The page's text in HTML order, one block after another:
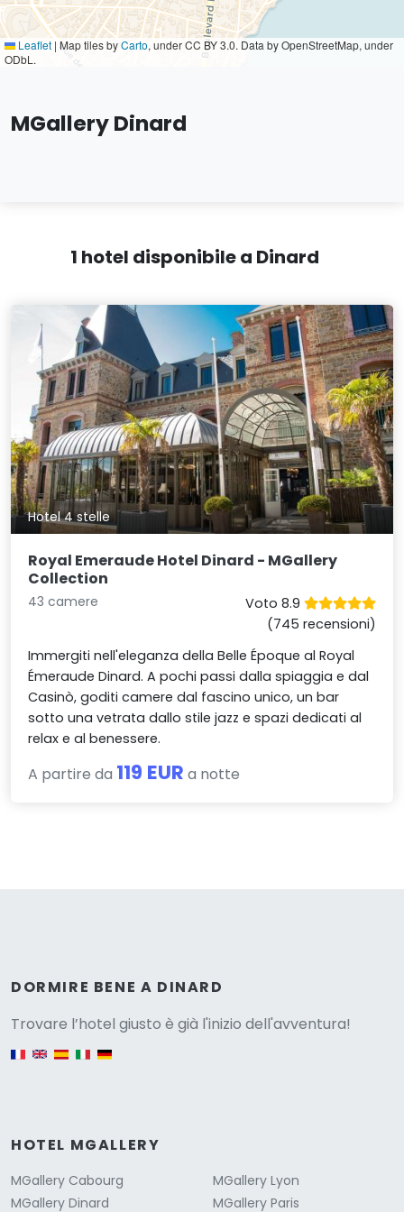
Leaflet | Map tiles byCarto, under CC BY 3.0. Data by OpenStreetMap, under
ODbL.
MGallery Dinard
1 hotel disponibile a Dinard
Hotel 4 stelle
Royal Emeraude Hotel Dinard - MGallery
Collection
43 camere
Voto 8.9
(745 recensioni)
Immergiti nell'eleganza della Belle Époque al Royal
Émeraude Dinard. A pochi passi dalla spiaggia e dal
Casinò, goditi camere dal fascino unico, un bar
sotto una vetrata dallo stile jazz e spazi dedicati al
relax e al benessere.
A partire da 119 EUR a notte
DORMIRE BENE A DINARD
Trovare l’hotel giusto è già l'inizio dell'avventura!
HOTEL MGALLERY
MGallery Cabourg
MGallery Dinard
MGallery Lyon
MGallery Paris